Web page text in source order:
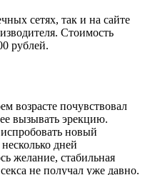
сетях, так и на сайте
Стоимость
рублей.
возрасте почувствовал
вызывать эрекцию.
новый
дней
желание, стабильная
не получал уже давно.